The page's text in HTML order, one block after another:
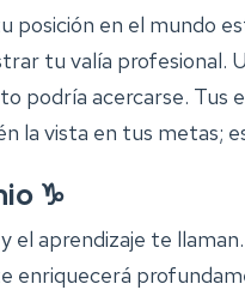
posición en el mundo
tu valía profesional.
podría acercarse. Tus
la vista en tus metas;
♑
el aprendizaje te
enriquecerá